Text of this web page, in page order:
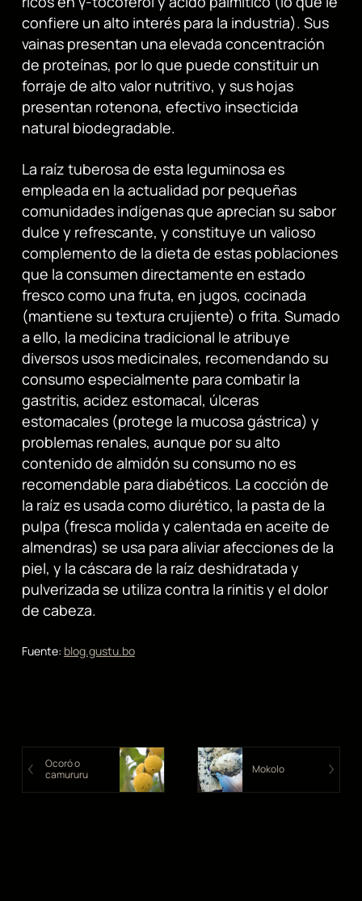
confiere un alto interés para la industria). Sus
vainas presentan una elevada concentración
de proteínas, por lo que puede constituir un
forraje de alto valor nutritivo, y sus hojas
presentan rotenona, efectivo insecticida
natural biodegradable.
La raíz tuberosa de esta leguminosa es
empleada en la actualidad por pequeñas
comunidades indígenas que aprecian su sabor
dulce y refrescante, y constituye un valioso
complemento de la dieta de estas poblaciones
que la consumen directamente en estado
fresco como una fruta, en jugos, cocinada
(mantiene su textura crujiente) o frita. Sumado
a ello, la medicina tradicional le atribuye
diversos usos medicinales, recomendando su
consumo especialmente para combatir la
gastritis, acidez estomacal, úlceras
estomacales (protege la mucosa gástrica) y
problemas renales, aunque por su alto
contenido de almidón su consumo no es
recomendable para diabéticos. La cocción de
la raíz es usada como diurético, la pasta de la
pulpa (fresca molida y calentada en aceite de
almendras) se usa para aliviar afecciones de la
piel, y la cáscara de la raíz deshidratada y
pulverizada se utiliza contra la rinitis y el dolor
de cabeza.
Fuente: blog.gustu.bo
Ocoró o
camururu
Mokolo